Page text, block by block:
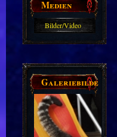
Medien
Bilder/Video
Galeriebilder